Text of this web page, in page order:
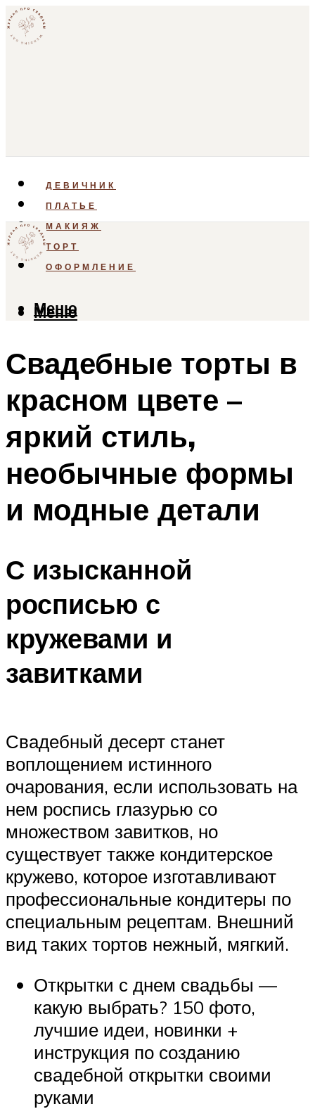
ДЕВИЧНИК
ПЛАТЬЕ
МАКИЯЖ
ТОРТ
ОФОРМЛЕНИЕ
Меню
Меню
Свадебные торты в
красном цвете –
яркий стиль,
необычные формы
и модные детали
С изысканной
росписью с
кружевами и
завитками
Свадебный десерт станет
воплощением истинного
очарования, если использовать на
нем роспись глазурью со
множеством завитков, но
существует также кондитерское
кружево, которое изготавливают
профессиональные кондитеры по
специальным рецептам. Внешний
вид таких тортов нежный, мягкий.
Открытки с днем свадьбы —
какую выбрать? 150 фото,
лучшие идеи, новинки +
инструкция по созданию
свадебной открытки своими
руками